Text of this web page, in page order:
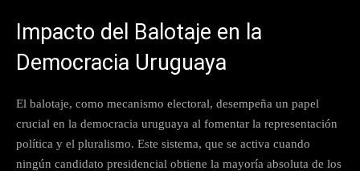
Impacto del Balotaje en la
Democracia Uruguaya
El balotaje, como mecanismo electoral, desempeña un papel
crucial en la democracia uruguaya al fomentar la representación
política y el pluralismo. Este sistema, que se activa cuando
ningún candidato presidencial obtiene la mayoría absoluta de los